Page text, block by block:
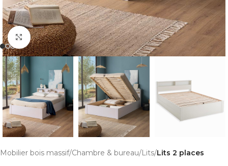
Cliquer pour agrandir
Mobilier bois massif Chambre & bureau Lits Lits 2 places